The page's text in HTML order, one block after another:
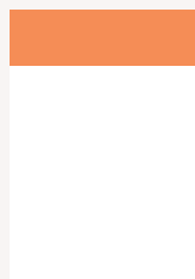
تم
الأحدث